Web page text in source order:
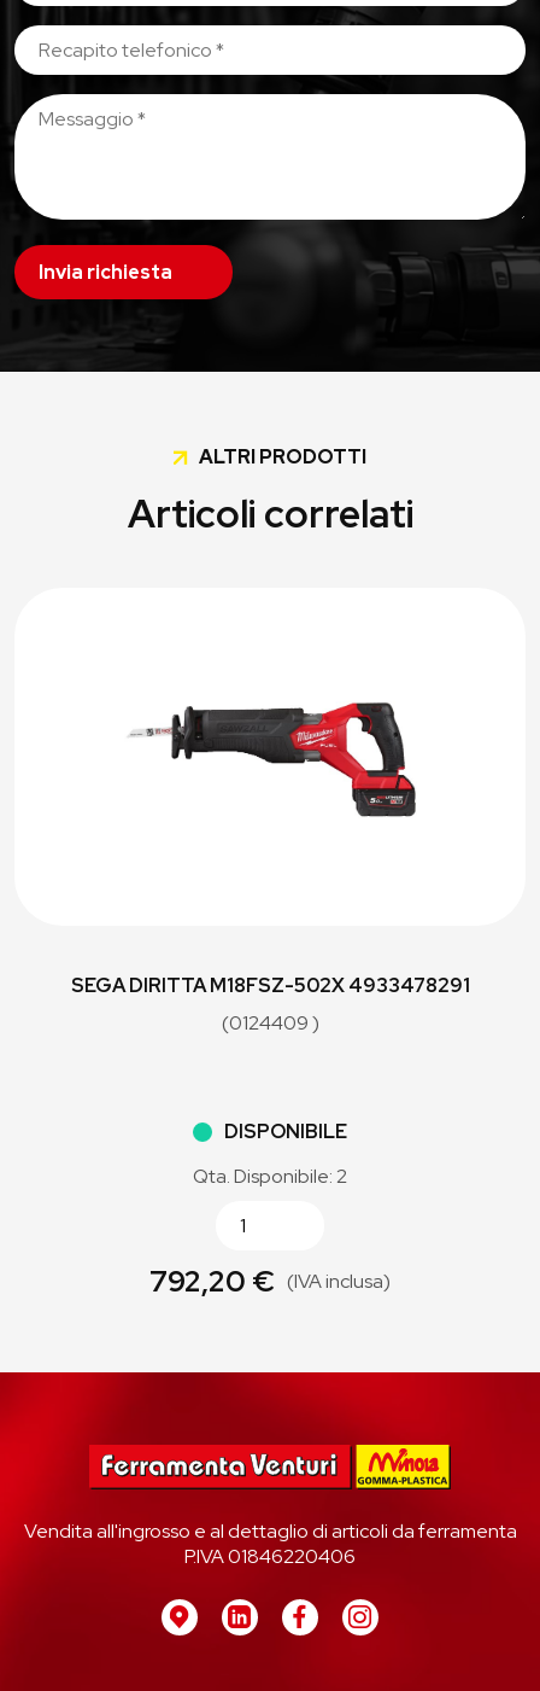
Invia richiesta
ALTRI PRODOTTI
Articoli correlati
SEGA DIRITTA M18FSZ-502X 4933478291
(0124409 )
DISPONIBILE
Qta. Disponibile: 2
792,20 € (IVA inclusa)
Vendita all'ingrosso e al dettaglio di articoli da ferramenta
P.IVA 01846220406